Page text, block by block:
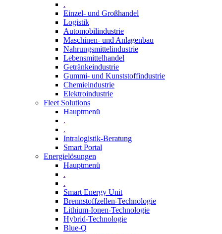
.
Einzel- und Großhandel
Logistik
Automobilindustrie
Maschinen- und Anlagenbau
Nahrungsmittelindustrie
Lebensmittelhandel
Getränkeindustrie
Gummi­- und Kunststoffindustrie
Chemieindustrie
Elektroindustrie
Fleet Solutions
Hauptmenü
.
.
Intralogistik-Beratung
Smart Portal
Energielösungen
Hauptmenü
.
.
Smart Energy Unit
Brennstoffzellen-Technologie
Lithium-Ionen-Technologie
Hybrid-Technologie
Blue-Q